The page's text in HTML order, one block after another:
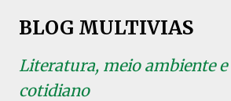
Pular para o conteúdo principal
BLOG MULTIVIAS
Literatura, meio ambiente e
cotidiano